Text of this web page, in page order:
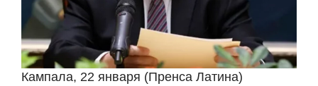
Кампала, 22 января (Пренса Латина)